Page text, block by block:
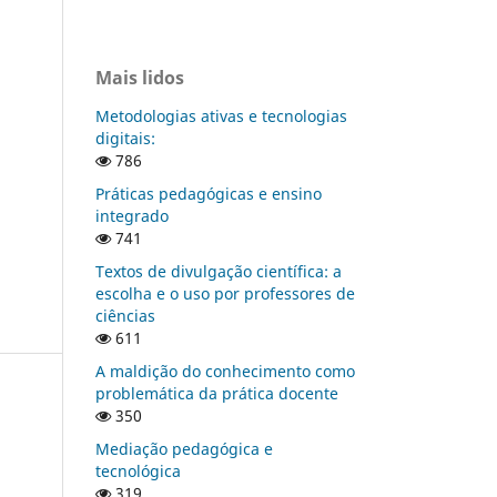
Mais lidos
Metodologias ativas e tecnologias
digitais:
786
Práticas pedagógicas e ensino
integrado
741
Textos de divulgação científica: a
escolha e o uso por professores de
ciências
611
A maldição do conhecimento como
problemática da prática docente
350
Mediação pedagógica e
tecnológica
319